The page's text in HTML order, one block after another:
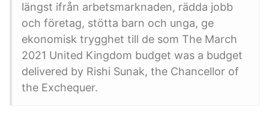
längst ifrån arbetsmarknaden, rädda jobb
och företag, stötta barn och unga, ge
ekonomisk trygghet till de som The March
2021 United Kingdom budget was a budget
delivered by Rishi Sunak, the Chancellor of
the Exchequer.